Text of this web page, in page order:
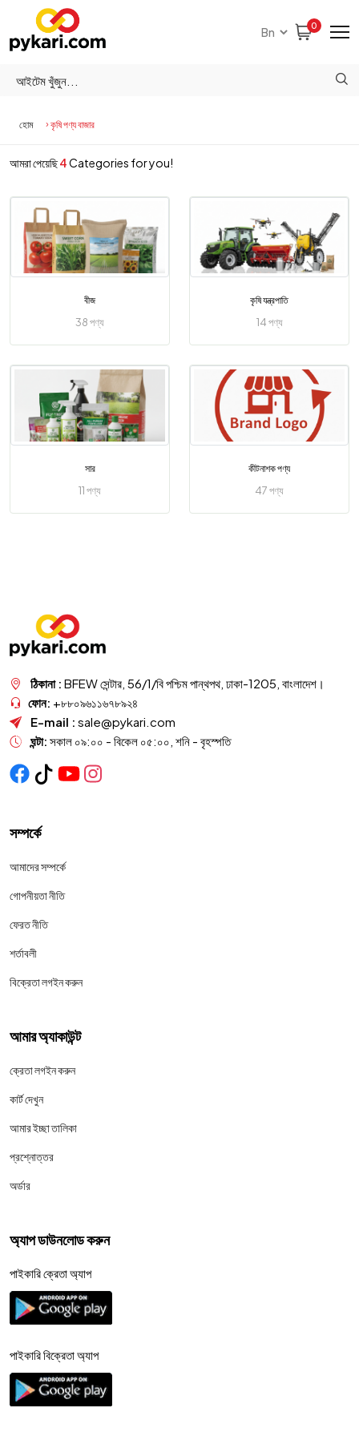
0
হোম কৃষি পণ্য বাজার
আমরা পেয়েছি4Categories for you!
বীজ
38 পণ্য
কৃষি যন্ত্রপাতি
14 পণ্য
সার
11 পণ্য
কীটনাশক পণ্য
47 পণ্য
ঠিকানা : BFEW সেন্টার, 56/1/বি পশ্চিম পান্থপথ, ঢাকা-1205, বাংলাদেশ।
ফোন: +৮৮০৯৬১১৬৭৮৯২৪
E-mail : sale@pykari.com
ঘন্টা: সকাল ০৯:০০ - বিকেল ০৫:০০, শনি - বৃহস্পতি
সম্পর্কে
আমাদের সম্পর্কে
গোপনীয়তা নীতি
ফেরত নীতি
শর্তাবলী
বিক্রেতা লগইন করুন
আমার অ্যাকাউন্ট
ক্রেতা লগইন করুন
কার্ট দেখুন
আমার ইচ্ছা তালিকা
প্রশ্নোত্তর
অর্ডার
অ্যাপ ডাউনলোড করুন
পাইকারি ক্রেতা অ্যাপ
পাইকারি বিক্রেতা অ্যাপ